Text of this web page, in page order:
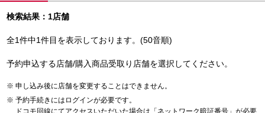
検索結果：1店舗
全1件中1件目を表示しております。(50音順)
予約申込する店舗/購入商品受取り店舗を選択してください。
申し込み後に店舗を変更することはできません。
予約手続きにはログインが必要です。
ドコモ回線にてアクセスいただいた場合は「ネットワーク暗証番号」が必要